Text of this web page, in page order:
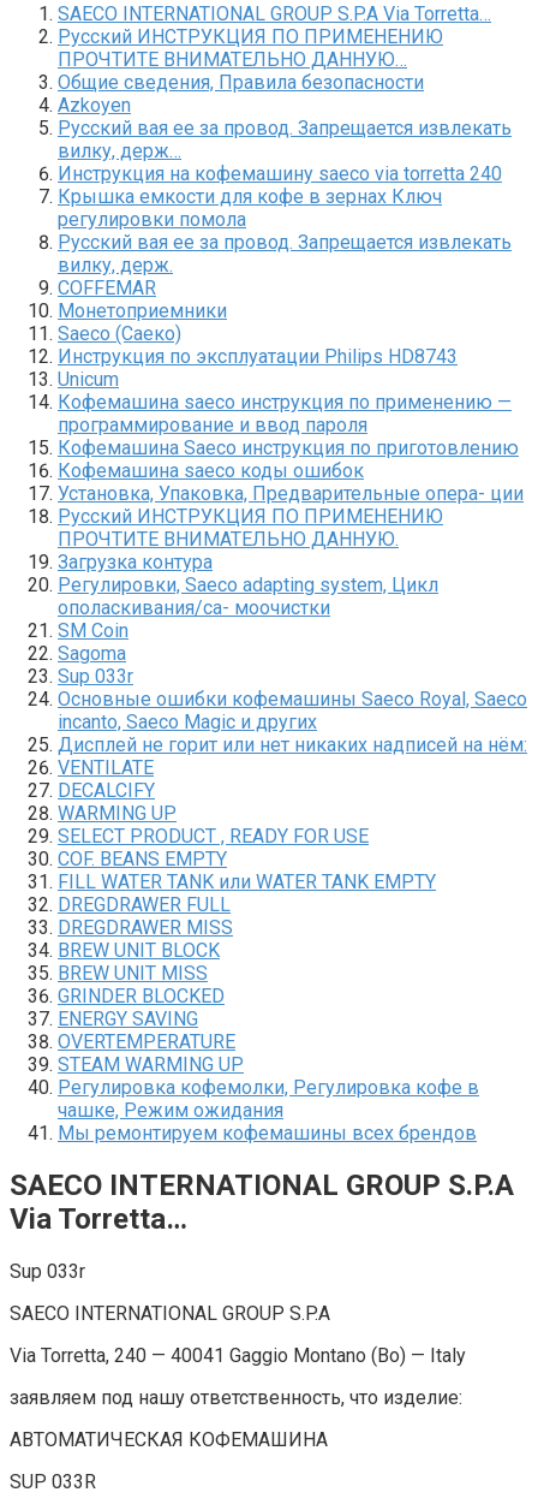
SAECO INTERNATIONAL GROUP S.P.A Via Torretta…
Русский ИНСТРУКЦИЯ ПО ПРИМЕНЕНИЮ
ПРОЧТИТЕ ВНИМАТЕЛЬНО ДАННУЮ…
Общие сведения, Правила безопасности
Azkoyen
Русский вая ее за провод. Запрещается извлекать
вилку, держ…
Инструкция на кофемашину saeco via torretta 240
Крышка емкости для кофе в зернах Ключ
регулировки помола
Русский вая ее за провод. Запрещается извлекать
вилку, держ.
COFFEMAR
Монетоприемники
Saeco (Саеко)
Инструкция по эксплуатации Philips HD8743
Unicum
Кофемашина saeco инструкция по применению —
программирование и ввод пароля
Кофемашина Saeco инструкция по приготовлению
Кофемашина saeco коды ошибок
Установка, Упаковка, Предварительные опера- ции
Русский ИНСТРУКЦИЯ ПО ПРИМЕНЕНИЮ
ПРОЧТИТЕ ВНИМАТЕЛЬНО ДАННУЮ.
Загрузка контура
Регулировки, Saeco adapting system, Цикл
ополаскивания/са- моочистки
SM Coin
Sagoma
Sup 033r
Основные ошибки кофемашины Saeco Royal, Saeco
incanto, Saeco Magic и других
Дисплей не горит или нет никаких надписей на нём:
VENTILATE
DECALCIFY
WARMING UP
SELECT PRODUCT , READY FOR USE
COF. BEANS EMPTY
FILL WATER TANK или WATER TANK EMPTY
DREGDRAWER FULL
DREGDRAWER MISS
BREW UNIT BLOCK
BREW UNIT MISS
GRINDER BLOCKED
ENERGY SAVING
OVERTEMPERATURE
STEAM WARMING UP
Регулировка кофемолки, Регулировка кофе в
чашке, Режим ожидания
Мы ремонтируем кофемашины всех брендов
SAECO INTERNATIONAL GROUP S.P.A
Via Torretta…
Sup 033r
SAECO INTERNATIONAL GROUP S.P.A
Via Torretta, 240 — 40041 Gaggio Montano (Bo) — Italy
заявляем под нашу ответственность, что изделие:
АВТОМАТИЧЕСКАЯ КОФЕМАШИНА
SUP 033R